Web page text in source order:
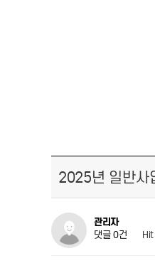
2025년 일반사
관리자
댓글 0건